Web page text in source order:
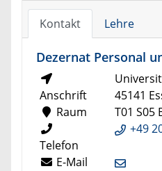
Kontakt Lehre
Dezernat Personal
Anschrift
45141
Raum
T01 S05
Telefon
+49
E-Mail